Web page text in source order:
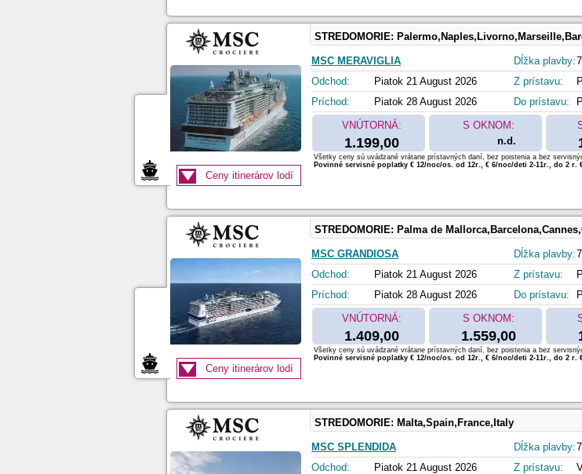
STREDOMORIE:
MSC MERAVIGLIA
Odchod:
Piatok 21 August 2026
Príchod:
Piatok 28 August 2026
Dĺžka plavby:
Z prístavu:
Do prístavu:
VNÚTORNÁ:
1.199,00
S OKNOM:
n.d.
Ceny itinerárov lodí
Všetky ceny sú uvádzané vrátane prístavných daní, bez poistenia a bez
Povinné servisné poplatky € 12/noc/os. od 12r., € 6/noc/deti 2-11r., do 2 r.
STREDOMORIE: Palma de
MSC GRANDIOSA
Odchod:
Piatok 21 August 2026
Príchod:
Piatok 28 August 2026
Dĺžka plavby:
Z prístavu:
Do prístavu:
VNÚTORNÁ:
1.409,00
S OKNOM:
1.559,00
Ceny itinerárov lodí
Všetky ceny sú uvádzané vrátane prístavných daní, bez poistenia a bez
Povinné servisné poplatky € 12/noc/os. od 12r., € 6/noc/deti 2-11r., do 2 r.
STREDOMORIE: Malta,Spain,France,Italy
MSC SPLENDIDA
Odchod:
Piatok 21 August 2026
Dĺžka plavby:
Z prístavu: